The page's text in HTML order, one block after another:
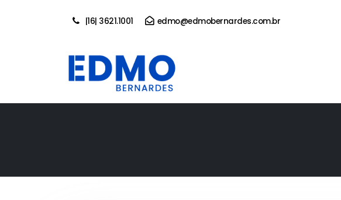
|16| 3621.1001 edmo@edmobernardes.com.br